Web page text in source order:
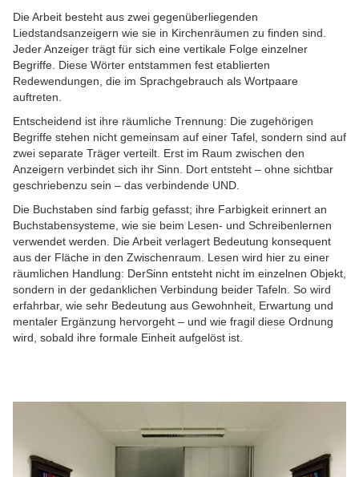
Die Arbeit besteht aus zwei gegenüberliegenden
Liedstandsanzeigern wie sie in Kirchenräumen zu finden sind.
Jeder Anzeiger trägt für sich eine vertikale Folge einzelner
Begriffe. Diese Wörter entstammen fest etablierten
Redewendungen, die im Sprachgebrauch als Wortpaare
auftreten.
Entscheidend ist ihre räumliche Trennung: Die zugehörigen
Begriffe stehen nicht gemeinsam auf einer Tafel, sondern sind auf
zwei separate Träger verteilt. Erst im Raum zwischen den
Anzeigern verbindet sich ihr Sinn. Dort entsteht – ohne sichtbar
geschriebenzu sein – das verbindende UND.
Die Buchstaben sind farbig gefasst; ihre Farbigkeit erinnert an
Buchstabensysteme, wie sie beim Lesen- und Schreibenlernen
verwendet werden. Die Arbeit verlagert Bedeutung konsequent
aus der Fläche in den Zwischenraum. Lesen wird hier zu einer
räumlichen Handlung: DerSinn entsteht nicht im einzelnen Objekt,
sondern in der gedanklichen Verbindung beider Tafeln. So wird
erfahrbar, wie sehr Bedeutung aus Gewohnheit, Erwartung und
mentaler Ergänzung hervorgeht – und wie fragil diese Ordnung
wird, sobald ihre formale Einheit aufgelöst ist.